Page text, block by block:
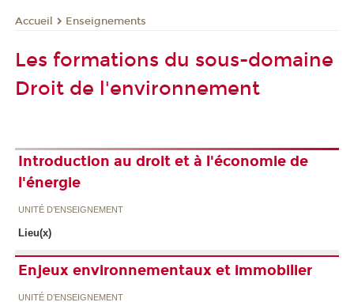
Accueil Enseignements
Les formations du sous-domaine
Droit de l'environnement
Introduction au droit et à l'économie de
l'énergie
UNITÉ D’ENSEIGNEMENT
Lieu(x)
Enjeux environnementaux et immobilier
UNITÉ D’ENSEIGNEMENT